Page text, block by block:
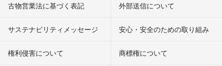
古物営業法に基づく表記 外部送信について
サステナビリティメッセージ 安心・安全のための取り組み
権利侵害について
商標権について